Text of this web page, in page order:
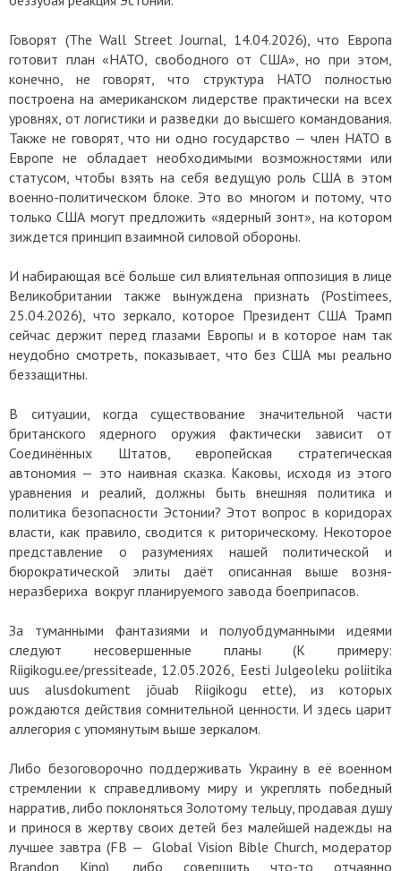
Говорят (The Wall Street Journal, 14.04.2026), что Европа
готовит план «НАТО, свободного от США», но при этом,
конечно, не говорят, что структура НАТО полностью
построена на американском лидерстве практически на всех
уровнях, от логистики и разведки до высшего командования.
Также не говорят, что ни одно государство — член НАТО в
Европе не обладает необходимыми возможностями или
статусом, чтобы взять на себя ведущую роль США в этом
военно-политическом блоке. Это во многом и потому, что
только США могут предложить «ядерный зонт», на котором
зиждется принцип взаимной силовой обороны.
И набирающая всё больше сил влиятельная оппозиция в лице
Великобритании также вынуждена признать (Postimees,
25.04.2026), что зеркало, которое Президент США Трамп
сейчас держит перед глазами Европы и в которое нам так
неудобно смотреть, показывает, что без США мы реально
беззащитны.
В ситуации, когда существование значительной части
британского ядерного оружия фактически зависит от
Соединённых Штатов, европейская стратегическая
автономия — это наивная сказка. Каковы, исходя из этого
уравнения и реалий, должны быть внешняя политика и
политика безопасности Эстонии? Этот вопрос в коридорах
власти, как правило, сводится к риторическому. Некоторое
представление о разумениях нашей политической и
бюрократической элиты даёт описанная выше возня-
неразбериха вокруг планируемого завода боеприпасов.
За туманными фантазиями и полуобдуманными идеями
следуют неcовершенные планы (К примеру:
Riigikogu.ee/pressiteade, 12.05.2026, Eesti Julgeoleku poliitika
uus alusdokument jõuab Riigikogu ette), из которых
рождаются действия сомнительной ценности. И здесь царит
аллегория с упомянутым выше зеркалом.
Либо безоговорочно поддерживать Украину в её военном
стремлении к справедливому миру и укреплять победный
нарратив, либо поклоняться Золотому тельцу, продавая душу
и принося в жертву своих детей без малейшей надежды на
лучшее завтра (FB — Global Vision Bible Church, модератор
Brandon King), либо совершить что-то отчаянно